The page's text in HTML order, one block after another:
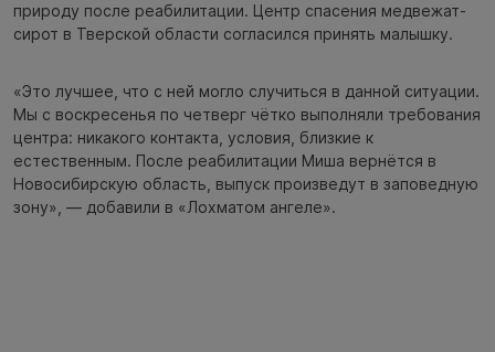
природу после реабилитации. Центр спасения медвежат-
сирот в Тверской области согласился принять малышку.
«Это лучшее, что с ней могло случиться в данной ситуации.
Мы с воскресенья по четверг чётко выполняли требования
центра: никакого контакта, условия, близкие к
естественным. После реабилитации Миша вернётся в
Новосибирскую область, выпуск произведут в заповедную
зону», — добавили в «Лохматом ангеле».